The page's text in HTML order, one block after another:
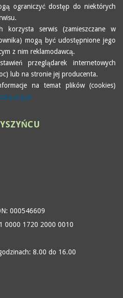
ograniczyć dostęp do niektórych
serwis (zamieszczane w
mogą być udostępnione jego
z nim reklamodawcą.
przeglądarek internetowych
lub na stronie jej producenta.
na temat plików (cookies)
000546609
0000 1720 2000 0010
8.00 do 16.00